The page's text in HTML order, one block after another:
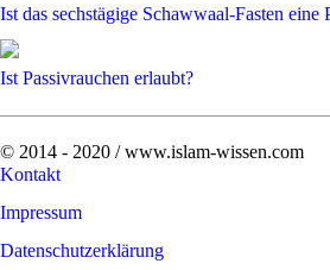
Ist das sechstägige Schawwaal-Fasten eine
Ist Passivrauchen erlaubt?
© 2014 - 2020 / www.islam-wissen.com
Kontakt
Impressum
Datenschutzerklärung